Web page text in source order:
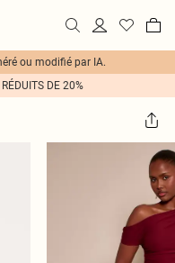
ou modifié par IA.
DE 20%